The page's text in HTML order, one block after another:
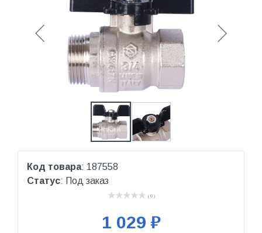
Код товара: 187558
Статус: Под заказ
( 0 )
1 029 ₽